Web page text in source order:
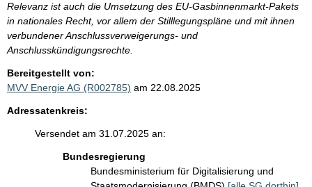
Relevanz ist auch die Umsetzung des EU-Gasbinnenmarkt-Pakets
in nationales Recht, vor allem der Stilllegungspläne und mit ihnen
verbundener Anschlussverweigerungs- und
Anschlusskündigungsrechte.
Bereitgestellt von:
MVV Energie AG (R002785) am 22.08.2025
Adressatenkreis:
Versendet am 31.07.2025 an:
Bundesregierung
Bundesministerium für Digitalisierung und